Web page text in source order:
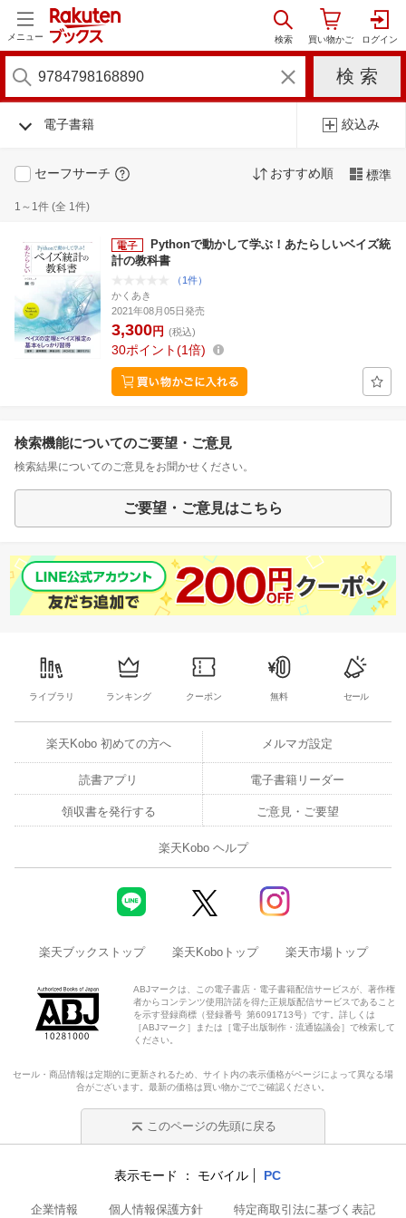
メニュー
電子書籍 絞込み
セーフサーチ おすすめ順 標準
1～1件 (全 1件)
Pythonで動かして学ぶ！あたらしいベイズ統
計の教科書
（1件）
かくあき
2021年08月05日発売
3,300円 (税込)
30ポイント 1倍
検索機能についてのご要望・ご意見
検索結果についてのご意見をお聞かせください。
ご要望・ご意見はこちら
ライブラリ ランキング クーポン 無料 セール
楽天Kobo 初めての方へ メルマガ設定
読書アプリ 電子書籍リーダー
領収書を発行する ご意見・ご要望
楽天Kobo ヘルプ
楽天ブックストップ 楽天Koboトップ 楽天市場トップ
ABJマークは、この電子書店・電子書籍配信サービスが、著作権
者からコンテンツ使用許諾を得た正規版配信サービスであること
を示す登録商標（登録番号 第6091713号）です。詳しくは
［ABJマーク］または［電子出版制作・流通協議会］で検索して
ください。
セール・商品情報は定期的に更新されるため、サイト内の表示価格がページによって異なる場
合がございます。最新の価格は買い物かごでご確認ください。
このページの先頭に戻る
表示モード モバイル PC
企業情報 個人情報保護方針 特定商取引法に基づく表記